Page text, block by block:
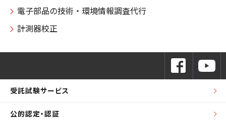
電子部品の技術・環境情報調査代行
計測器校正
受託試験サービス
公的認定・認証